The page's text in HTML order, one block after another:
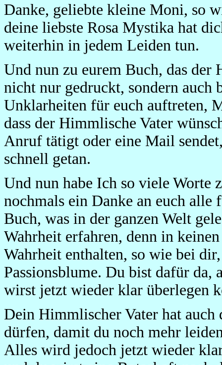
Danke, geliebte kleine Moni, so
deine liebste Rosa Mystika hat
weiterhin in jedem Leiden tun.
Und nun zu eurem Buch, das der
nicht nur gedruckt, sondern auch
Unklarheiten für euch auftreten,
dass der Himmlische Vater
Anruf tätigt oder eine Mail
schnell getan.
Und nun habe Ich so viele Worte
nochmals ein Danke an euch
Buch, was in der ganzen Welt
Wahrheit erfahren, denn in
Wahrheit enthalten, so wie bei
Passionsblume. Du bist dafür
wirst jetzt wieder klar überlegen
Dein Himmlischer Vater hat
dürfen, damit du noch mehr
Alles wird jedoch jetzt wieder